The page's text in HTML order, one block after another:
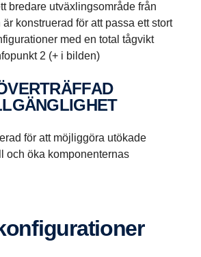
Backning
bredare utväxlingsområde från
konstruerad för att passa ett stort
med en total tågvikt
2 (+ i bilden)
för att möjliggöra utökade
och öka komponenternas